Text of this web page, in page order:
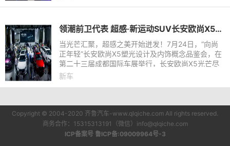
领潮前卫代表 超感·新运动SUV长安欧尚X5内饰图解读
当光芒汇聚，超感之美开始迸发！7月24日，“向尚
正年轻”长安欧尚X5塑光设计及内饰概念品鉴会，在
第二十三届成都国际车展举行，长安欧尚X5光芒尽
显、魅力闪耀。定位超感·新运动SUV，长安欧尚X5
新车
Copyright © 2004-2020 齐鲁汽车-www.qlqiche.com All rights reserved.
商务合作：15315313191（微信）info@qlqiche.com
ICP备案号 鲁ICP备:09009964号-3